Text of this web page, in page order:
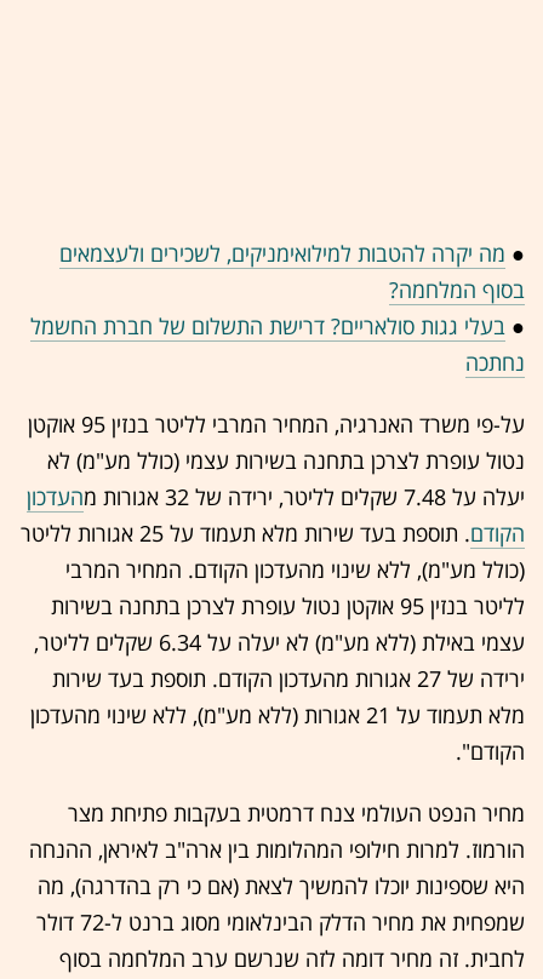
● מה יקרה להטבות למילואימניקים, לשכירים ולעצמאים
בסוף המלחמה?
● בעלי גגות סולאריים? דרישת התשלום של חברת החשמל
נחתכה
על-פי משרד האנרגיה, המחיר המרבי לליטר בנזין 95 אוקטן
נטול עופרת לצרכן בתחנה בשירות עצמי (כולל מע"מ) לא
יעלה על 7.48 שקלים לליטר, ירידה של 32 אגורות מ
העדכון
הקודם
. תוספת בעד שירות מלא תעמוד על 25 אגורות לליטר
(כולל מע"מ), ללא שינוי מהעדכון הקודם. המחיר המרבי
לליטר בנזין 95 אוקטן נטול עופרת לצרכן בתחנה בשירות
עצמי באילת (ללא מע"מ) לא יעלה על 6.34 שקלים לליטר,
ירידה של 27 אגורות מהעדכון הקודם. תוספת בעד שירות
מלא תעמוד על 21 אגורות (ללא מע"מ), ללא שינוי מהעדכון
הקודם".
מחיר הנפט העולמי צנח דרמטית בעקבות פתיחת מצר
הורמוז. למרות חילופי המהלומות בין ארה"ב לאיראן, ההנחה
היא שספינות יוכלו להמשיך לצאת (אם כי רק בהדרגה), מה
שמפחית את מחיר הדלק הבינלאומי מסוג ברנט ל-72 דולר
לחבית. זה מחיר דומה לזה שנרשם ערב המלחמה בסוף